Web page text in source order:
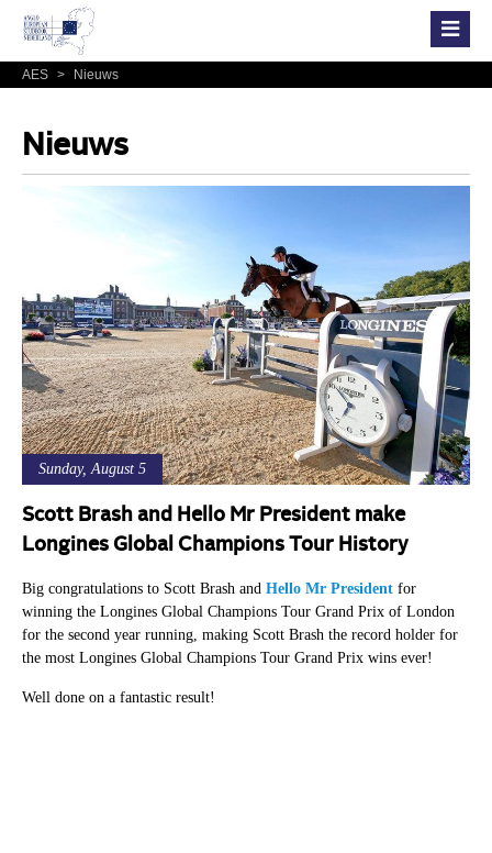
AES > Nieuws
Nieuws
Sunday, August 5
Scott Brash and Hello Mr President make
Longines Global Champions Tour History
Big congratulations to Scott Brash and Hello Mr Presidentfor
winning the Longines Global Champions Tour Grand Prix of London
for the second year running, making Scott Brash the record holder for
the most Longines Global Champions Tour Grand Prix wins ever!
Well done on a fantastic result!